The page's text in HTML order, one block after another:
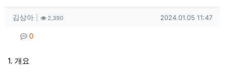
작성자 정보
김상아 작성2,390조회 작성일
2024.01.05 11:47
컨텐츠 정보
0
본문
1. 개요